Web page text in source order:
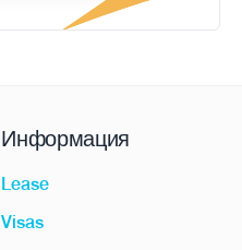
Информация
Lease
Visas